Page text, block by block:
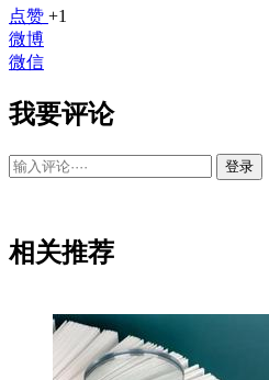
点赞 +1
微博
微信
我要评论
登录
相关推荐